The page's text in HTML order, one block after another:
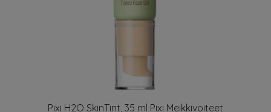
Pixi H2O SkinTint, 35 ml Pixi Meikkivoiteet